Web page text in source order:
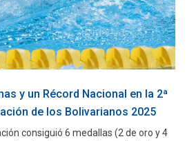
y un Récord Nacional en la 2ª
de los Bolivarianos 2025
consiguió 6 medallas (2 de oro y 4